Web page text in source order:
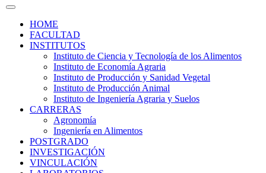
HOME
FACULTAD
INSTITUTOS
Instituto de Ciencia y Tecnología de los Alimentos
Instituto de Economía Agraria
Instituto de Producción y Sanidad Vegetal
Instituto de Producción Animal
Instituto de Ingeniería Agraria y Suelos
CARRERAS
Agronomía
Ingeniería en Alimentos
POSTGRADO
INVESTIGACIÓN
VINCULACIÓN